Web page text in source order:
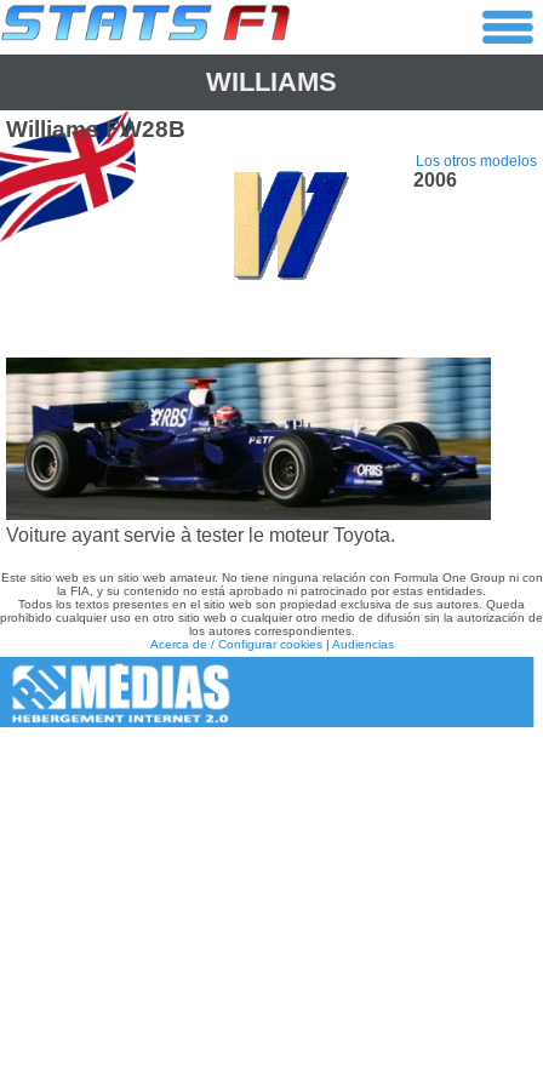
WILLIAMS
WilliamsFW28B
Los otros modelos
2006
Voiture ayant servie à tester le moteur Toyota.
Este sitio web es un sitio web amateur. No tiene ninguna relación con Formula One Group ni con
la FIA, y su contenido no está aprobado ni patrocinado por estas entidades.
Todos los textos presentes en el sitio web son propiedad exclusiva de sus autores. Queda
prohibido cualquier uso en otro sitio web o cualquier otro medio de difusión sin la autorización de
los autores correspondientes.
Acerca de / Configurar cookies| Audiencias